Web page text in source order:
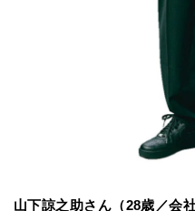
山下諒之助さん（28歳／会社